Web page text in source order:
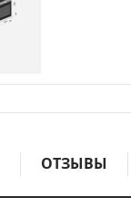
ОТЗЫВЫ